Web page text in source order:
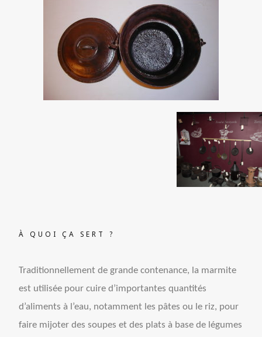
À QUOI ÇA SERT ?
Traditionnellement de grande contenance, la marmite
est utilisée pour cuire d’importantes quantités
d’aliments à l’eau, notamment les pâtes ou le riz, pour
faire mijoter des soupes et des plats à base de légumes